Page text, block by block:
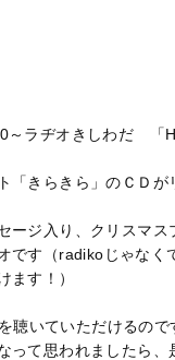
～ラヂオきしわだ
「きらきら」のＣＤが
ージ入り、クリスマス
です（radikoじゃなく
ます！）
聴いていただけるので
って思われましたら、